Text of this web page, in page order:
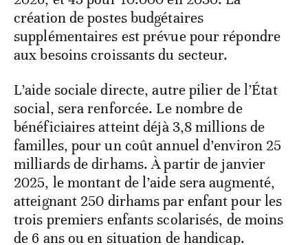
création de postes budgétaires
supplémentaires est prévue pour répondre
aux besoins croissants du secteur.
L’aide sociale directe, autre pilier de l’État
social, sera renforcée. Le nombre de
bénéficiaires atteint déjà 3,8 millions de
familles, pour un coût annuel d’environ 25
milliards de dirhams. À partir de janvier
2025, le montant de l’aide sera augmenté,
atteignant 250 dirhams par enfant pour les
trois premiers enfants scolarisés, de moins
de 6 ans ou en situation de handicap.